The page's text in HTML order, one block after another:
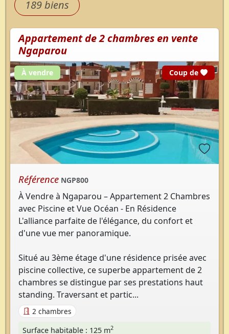
189 biens
Appartement de 2 chambres en vente
Ngaparou
À vendre Coup de cœur
Référence NGP800
À Vendre à Ngaparou – Appartement 2 Chambres
avec Piscine et Vue Océan - En Résidence
L'alliance parfaite de l'élégance, du confort et
d'une vue mer panoramique.
Situé au 3ème étage d'une résidence prisée avec
piscine collective, ce superbe appartement de 2
chambres se distingue par ses prestations haut
standing. Traversant et partic...
2 chambres
Surface habitable : 125 m2